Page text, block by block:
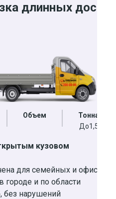
длинных досок
Объем
Тоннаж
До1,5 т
кузовом
для семейных и офисных
городе и по области
без нарушений